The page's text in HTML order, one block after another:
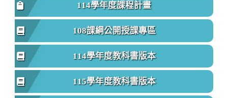
114學年度課程計畫
108課綱公開授課專區
114學年度教科書版本
115學年度教科書版本